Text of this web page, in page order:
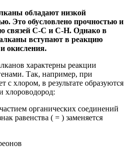
обладают низкой
Это обусловлено прочностью и
связей С-С и С-Н. Однако в
вступают в реакцию
окисления.
характерны реакции
Так, например, при
с хлором, в результате образуются
хлороводород:
органических соединений
равенства ( = ) заменяется